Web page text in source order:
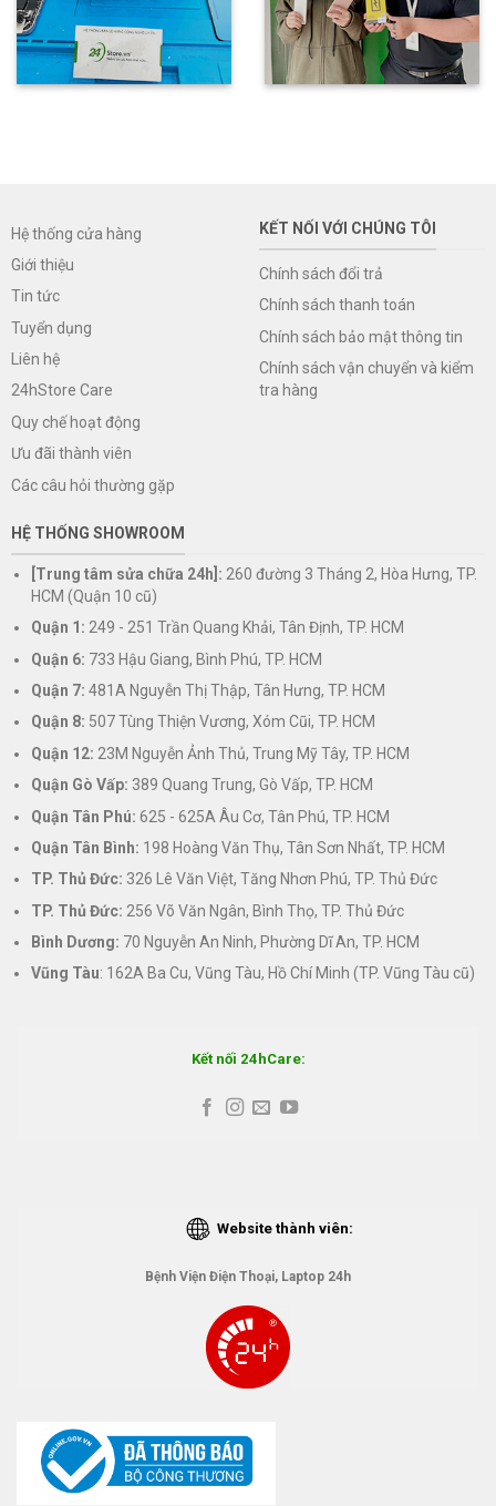
Hệ thống cửa hàng
Giới thiệu
Tin tức
Tuyển dụng
Liên hệ
24hStore Care
Quy chế hoạt động
Ưu đãi thành viên
Các câu hỏi thường gặp
KẾT NỐI VỚI CHÚNG TÔI
Chính sách đổi trả
Chính sách thanh toán
Chính sách bảo mật thông tin
Chính sách vận chuyển và kiểm
tra hàng
HỆ THỐNG SHOWROOM
[Trung tâm sửa chữa 24h]: 260 đường 3 Tháng 2, Hòa Hưng, TP.
HCM (Quận 10 cũ)
Quận 1: 249 - 251 Trần Quang Khải, Tân Định, TP. HCM
Quận 6: 733 Hậu Giang, Bình Phú, TP. HCM
Quận 7: 481A Nguyễn Thị Thập, Tân Hưng, TP. HCM
Quận 8: 507 Tùng Thiện Vương, Xóm Cũi, TP. HCM
Quận 12: 23M Nguyễn Ảnh Thủ, Trung Mỹ Tây, TP. HCM
Quận Gò Vấp: 389 Quang Trung, Gò Vấp, TP. HCM
Quận Tân Phú: 625 - 625A Âu Cơ, Tân Phú, TP. HCM
Quận Tân Bình: 198 Hoàng Văn Thụ, Tân Sơn Nhất, TP. HCM
TP. Thủ Đức: 326 Lê Văn Việt, Tăng Nhơn Phú, TP. Thủ Đức
TP. Thủ Đức: 256 Võ Văn Ngân, Bình Thọ, TP. Thủ Đức
Bình Dương: 70 Nguyễn An Ninh, Phường Dĩ An, TP. HCM
Vũng Tàu: 162A Ba Cu, Vũng Tàu, Hồ Chí Minh (TP. Vũng Tàu cũ)
Kết nối 24hCare:
Website thành viên:
Bệnh Viện Điện Thoại, Laptop 24h